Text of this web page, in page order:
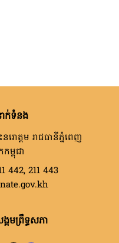
ក់ទំនង
រោត្តម រាជធានីភ្នំពេញ
ម្ពុជា
442, 211 443
មព្រឹទ្ធសភា